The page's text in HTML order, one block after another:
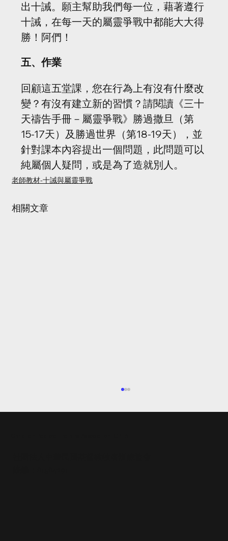
出十誡。願主幫助我們每一位，藉著遵行
十誡，在每一天的屬靈爭戰中都能大大得
勝！阿們！
五、作業
回顧這五堂課，您在行為上有沒有什麼改
變？有沒有建立新的習慣？請閱讀《三十
天禱告手冊－屬靈爭戰》勝過撒旦（第
15-17天）及勝過世界（第18-19天），並
針對課本內容提出一個問題，此問題可以
純屬個人疑問，或是為了造就別人。
老師教材-十誡與屬靈爭戰
相關文章